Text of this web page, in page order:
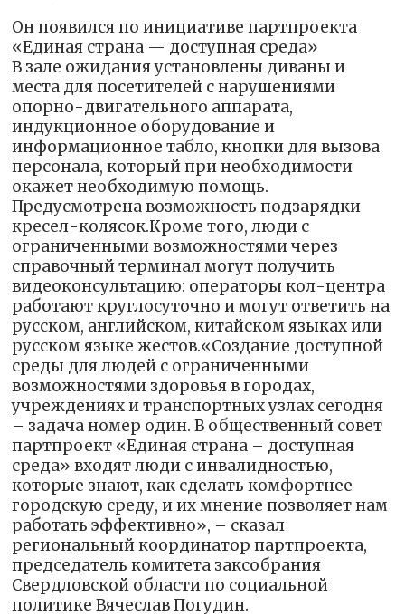
Он появился по инициативе партпроекта
«Единая страна — доступная среда»
В зале ожидания установлены диваны и
места для посетителей с нарушениями
опорно-двигательного аппарата,
индукционное оборудование и
информационное табло, кнопки для вызова
персонала, который при необходимости
окажет необходимую помощь.
Предусмотрена возможность подзарядки
кресел-колясок.Кроме того, люди с
ограниченными возможностями через
справочный терминал могут получить
видеоконсультацию: операторы кол-центра
работают круглосуточно и могут ответить на
русском, английском, китайском языках или
русском языке жестов.«Создание доступной
среды для людей с ограниченными
возможностями здоровья в городах,
учреждениях и транспортных узлах сегодня
– задача номер один. В общественный совет
партпроект «Единая страна – доступная
среда» входят люди с инвалидностью,
которые знают, как сделать комфортнее
городскую среду, и их мнение позволяет нам
работать эффективно», – сказал
региональный координатор партпроекта,
председатель комитета заксобрания
Свердловской области по социальной
политике Вячеслав Погудин.